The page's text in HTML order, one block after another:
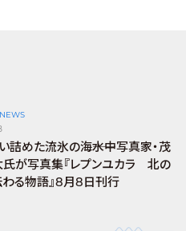
詰めた流氷の海――水中写真家・茂
が写真集『レプンユカラ 北の
る物語』8月8日刊行